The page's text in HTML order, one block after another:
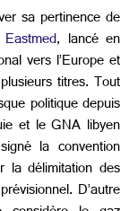
sa pertinence de
, lancé en
vers l’Europe et
titres. Tout
politique depuis
et le GNA libyen
la convention
la délimitation des
D’autre